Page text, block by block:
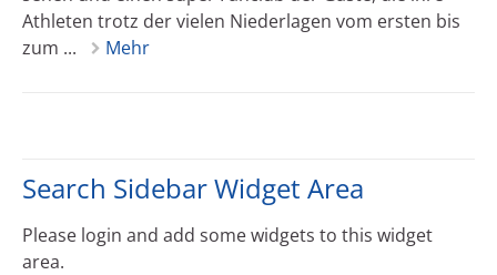
Athleten trotz der vielen Niederlagen vom ersten bis
zum ...
Mehr
Search Sidebar Widget Area
Please login and add some widgets to this widget
area.